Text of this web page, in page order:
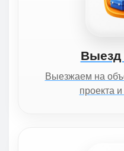
Выезд
Выезжаем на
проекта